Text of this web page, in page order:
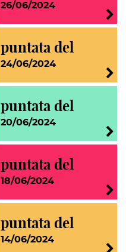
26/06/2024
puntata del
24/06/2024
puntata del
20/06/2024
puntata del
18/06/2024
puntata del
14/06/2024